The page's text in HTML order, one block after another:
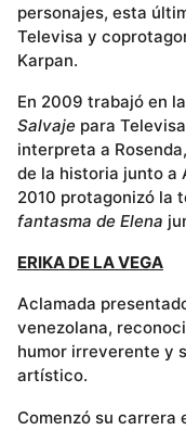
personajes, esta
Televisa y
Karpan.
En 2009 trabajó en
Salvaje para
interpreta a
de la historia junto a
2010 protagonizó la
fantasma de Elena
ERIKA DE LA VEGA
Aclamada
venezolana,
humor irreverente y
artístico.
Comenzó su carrera